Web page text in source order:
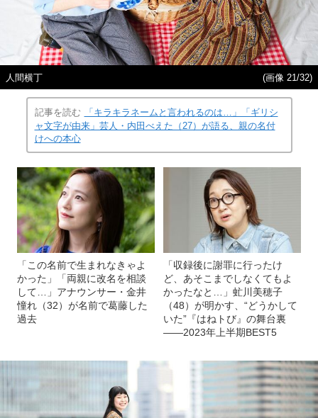
人間横丁 (画像 21/32)
記事を読む
「キラキラネームと言われるのは…」「ギリシ
ャ文字が由来」芸人・内田べえた（27）が語る、親の名付
けへの本心
「この名前で生まれなきゃよ
かった」「両親に改名を相談
して…」アナウンサー・金井
憧れ（32）が名前で葛藤した
過去
「収録後に謝罪に行ったけ
ど、あそこまでしなくてもよ
かったなと…」虻川美穂子
（48）が明かす、“どうかして
いた”『はねトび』の舞台裏
――2023年上半期BEST5